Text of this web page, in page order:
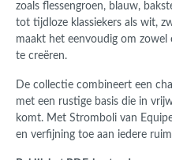
zoals flessengroen, blauw,
tot tijdloze klassiekers als wit,
maakt het eenvoudig om zowel
te creëren.
De collectie combineert een
met een rustige basis die in
komt. Met Stromboli van
en verfijning toe aan iedere